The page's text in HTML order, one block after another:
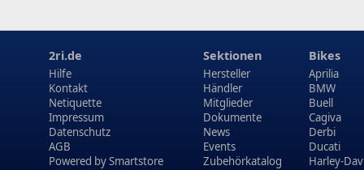
2ri.de
Hilfe
Kontakt
Netiquette
Impressum
Datenschutz
AGB
Powered bySmartstore
Sektionen
Hersteller
Händler
Mitglieder
Dokumente
News
Events
Zubehörkatalog
Bikes
Aprilia
BMW
Buell
Cagiva
Derbi
Ducati
Harley-